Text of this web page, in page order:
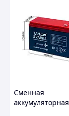
Сменная
аккумуляторная